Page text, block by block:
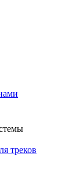
треков